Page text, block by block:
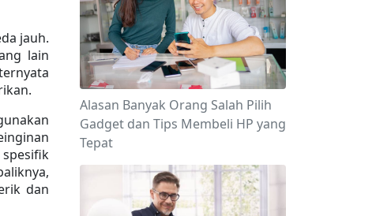
jauh.
lain
dan
Alasan Banyak Orang Salah Pilih
Gadget dan Tips Membeli HP yang
Tepat